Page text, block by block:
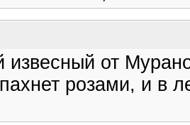
от
розами, и в